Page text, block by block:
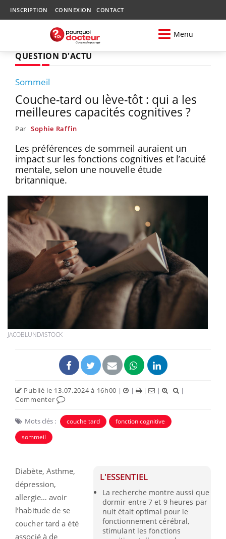
INSCRIPTION CONNEXION CONTACT
Menu
QUESTION D'ACTU
Sommeil
Couche-tard ou lève-tôt : qui a les
meilleures capacités cognitives ?
Par Sophie Raffin
Les préférences de sommeil auraient un
impact sur les fonctions cognitives et l’acuité
mentale, selon une nouvelle étude
britannique.
JACOBLUND/ISTOCK
Publié le 13.07.2024 à 16h00 | | | |
|
Commenter
Mots clés : couche tard
fonction cognitive
sommeil
L'ESSENTIEL
La recherche montre aussi que
dormir entre 7 et 9 heures par
nuit était optimal pour le
fonctionnement cérébral,
stimulant les fonctions
Diabète, Asthme,
dépression,
allergie… avoir
l’habitude de se
coucher tard a été
associé à de